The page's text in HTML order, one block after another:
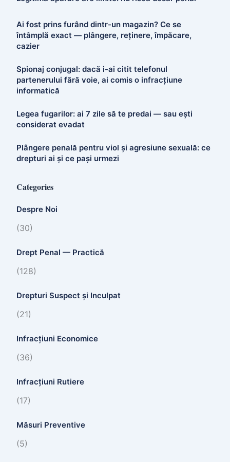
Ai fost prins furând dintr-un magazin? Ce se
întâmplă exact — plângere, reținere, împăcare,
cazier
Spionaj conjugal: dacă i-ai citit telefonul
partenerului fără voie, ai comis o infracțiune
informatică
Legea fugarilor: ai 7 zile să te predai — sau ești
considerat evadat
Plângere penală pentru viol și agresiune sexuală: ce
drepturi ai și ce pași urmezi
Categories
Despre Noi
(30)
Drept Penal — Practică
(128)
Drepturi Suspect și Inculpat
(21)
Infracțiuni Economice
(36)
Infracțiuni Rutiere
(17)
Măsuri Preventive
(5)